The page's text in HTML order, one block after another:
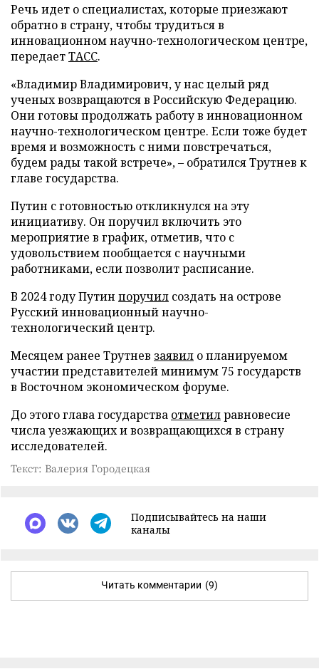
Речь идет о специалистах, которые приезжают
обратно в страну, чтобы трудиться в
инновационном научно-технологическом центре,
передаетТАСС.
«Владимир Владимирович, у нас целый ряд
ученых возвращаются в Российскую Федерацию.
Они готовы продолжать работу в инновационном
научно-технологическом центре. Если тоже будет
время и возможность с ними повстречаться,
будем рады такой встрече», – обратился Трутнев к
главе государства.
Путин с готовностью откликнулся на эту
инициативу. Он поручил включить это
мероприятие в график, отметив, что с
удовольствием пообщается с научными
работниками, если позволит расписание.
В 2024 году Путин поручил создать на острове
Русский инновационный научно-
технологический центр.
Месяцем ранее Трутнев заявил о планируемом
участии представителей минимум 75 государств
в Восточном экономическом форуме.
До этого глава государства отметилравновесие
числа уезжающих и возвращающихся в страну
исследователей.
Текст: Валерия Городецкая
Подписывайтесь на наши
каналы
Читать комментарии (9)